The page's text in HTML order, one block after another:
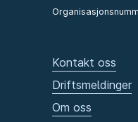
Kontakt oss
Driftsmeldinger
Om oss